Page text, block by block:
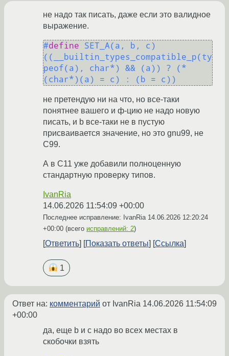
не надо так писать, даже если это валидное
выражение.
#define SET_A(a, b, c)
((__builtin_types_compatible_p(ty
peof(a), char*) && (a)) ? (*
(char*)(a) = c) : (b = c))
не претендую ни на что, но все-таки
понятнее вашего и ф-цию не надо новую
писать, и b все-таки не в пустую
присваивается значение, но это gnu99, не
C99.
А в C11 уже добавили полноценную
стандартную проверку типов.
IvanRia
14.06.2026 11:54:09 +00:00
Последнее исправление: IvanRia 14.06.2026 12:20:24
+00:00 (всего исправлений: 2)
Ответить Показать ответы Ссылка
1
Ответ на: комментарий от IvanRia 14.06.2026 11:54:09
+00:00
да, еще b и c надо во всех местах в
скобочки взять